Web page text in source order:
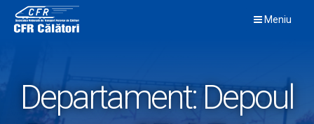
content
Meniu
Departament:Depoul